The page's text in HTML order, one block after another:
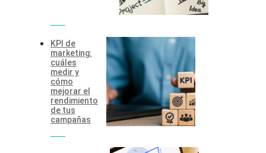
KPI de
marketing:
cuáles
medir y
cómo
mejorar el
rendimiento
de tus
campañas